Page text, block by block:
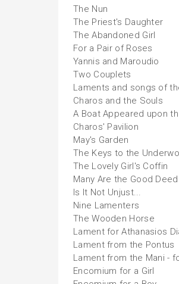
The Nun
The Priest's Daughter
The Abandoned Girl
For a Pair of Roses
Yannis and Maroudio
Two Couplets
Laments and songs of
Charos and the Souls
A Boat Appeared upon
Charos' Pavilion
May's Garden
The Keys to the
The Lovely Girl's Coffin
Many Are the Good
Is It Not Unjust...
Nine Lamenters
The Wooden Horse
Lament for Athanasios
Lament from the Pontus
Lament from the Mani -
Encomium for a Girl